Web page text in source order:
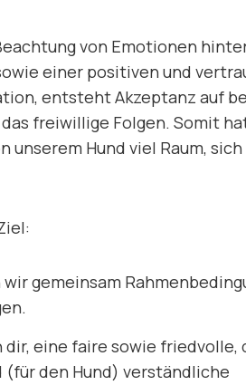
von Emotionen
einer positiven und
entsteht Akzeptanz auf
freiwillige Folgen. Somit
unserem Hund viel Raum, sich
gemeinsam
dir, eine faire sowie friedvolle,
(für den Hund) verständliche